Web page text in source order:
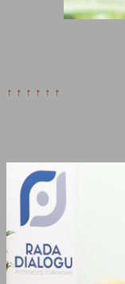
↑ ↑ ↑ ↑ ↑ ↑